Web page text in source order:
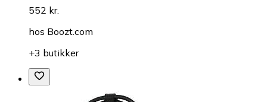
552 kr.
hos Boozt.com
+3 butikker